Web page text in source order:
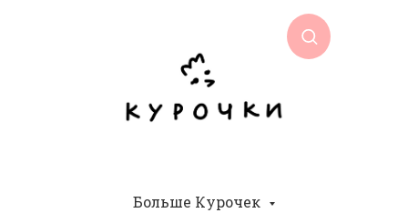
Больше Курочек